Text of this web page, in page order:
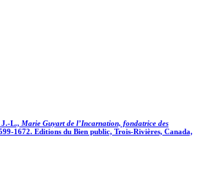
J.-L., Marie Guyart de l’Incarnation, fondatrice des
1672. Editions du Bien public, Trois-Rivières, Canada,